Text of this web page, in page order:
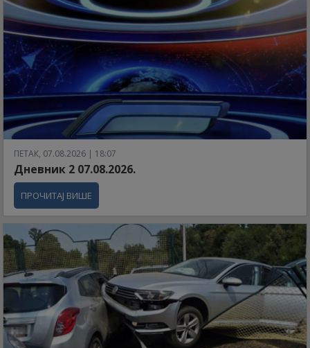
ПЕТАК, 07.08.2026 | 18:07
Дневник 2 07.08.2026.
ПРОЧИТАЈ ВИШЕ